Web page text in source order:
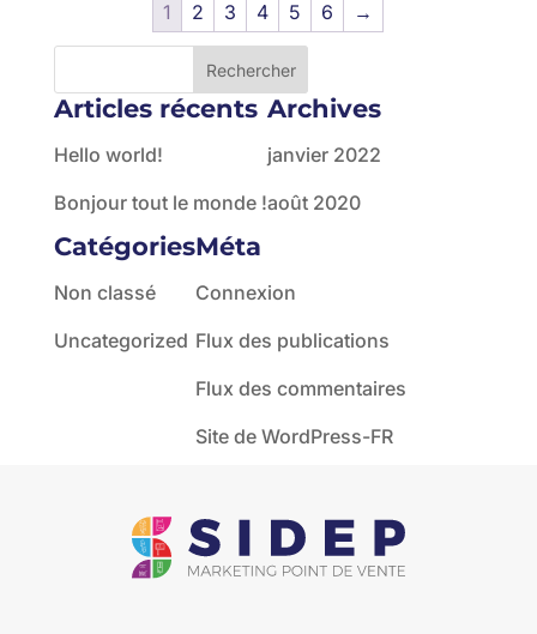
1 2 3 4 5 6 →
Articles récents
Hello world!
Bonjour tout le monde !
Archives
janvier 2022
août 2020
Catégories
Non classé
Uncategorized
Méta
Connexion
Flux des publications
Flux des commentaires
Site de WordPress-FR